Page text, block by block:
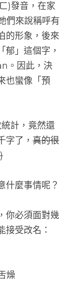
)發音，在家
們來說稱呼有
的形象，後來
郁」這個字，
。因此，決
也蠻像「預
計，竟然還
字了， 真的很
什麼事情呢？
你必須面對幾
接受改名：
燥